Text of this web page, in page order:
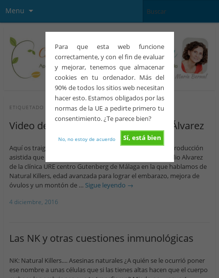
Para que esta web funcione
correctamente, y con el fin de evaluar
y mejorar, tenemos que almacenar
cookies en tu ordenador. Más del
90% de todos los sitios web necesitan
hacer esto. Estamos obligados por las
normas de la UE a pedirte primero tu
consentimiento. ¿Te parece bien?
Sí, está bien
No, no estoy de acuerdo
Menu
ETIQUETADO CONNATURAL KILLERS
Video de la sesión con el dr Claudio Álvarez
Aquí os traigo la sesión de preguntas y respuestas de reproducción
asistida que celebramos esta semana con el doctor Claudio Alvarez
de la clínica URE centro Gutenberg de Málaga en la que hablamos de
Natural Killers, edad avanzada para lograr el embarazo, mejora de
óvulos y un montón de … Sigue leyendo →
4 diciembre, 2016
Las NK y otras cuestiones inmunológicas
NK: Natural Killers.... Asesinas naturales ¿A quién se le ocurrió poner
ese nombre a unas células que si las tienes altas hacen que el cuerpo